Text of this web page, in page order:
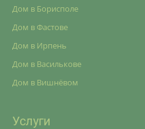
Дом в Борисполе
Дом в Фастове
Дом в Ирпень
Дом в Василькове
Дом в Вишнёвом
Услуги